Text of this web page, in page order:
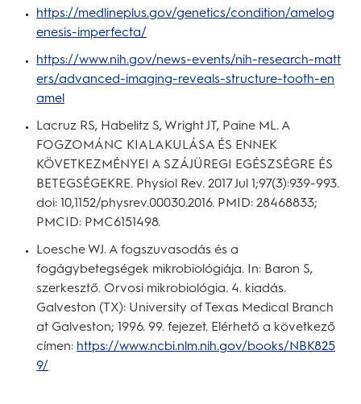
https://medlineplus.gov/genetics/condition/amelog
enesis-imperfecta/
https://www.nih.gov/news-events/nih-research-matt
ers/advanced-imaging-reveals-structure-tooth-en
amel
Lacruz RS, Habelitz S, Wright JT, Paine ML. A
FOGZOMÁNC KIALAKULÁSA ÉS ENNEK
KÖVETKEZMÉNYEI A SZÁJÜREGI EGÉSZSÉGRE ÉS
BETEGSÉGEKRE. Physiol Rev. 2017 Jul 1;97(3):939-993.
doi: 10,1152/physrev.00030.2016. PMID: 28468833;
PMCID: PMC6151498.
Loesche WJ. A fogszuvasodás és a
fogágybetegségek mikrobiológiája. In: Baron S,
szerkesztő. Orvosi mikrobiológia. 4. kiadás.
Galveston (TX): University of Texas Medical Branch
at Galveston; 1996. 99. fejezet. Elérhető a következő
címen: https://www.ncbi.nlm.nih.gov/books/NBK825
9/